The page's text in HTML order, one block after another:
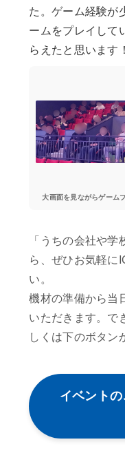
た。ゲーム経験が
ームをプレイして
らえたと思います！
大画面を見ながらゲーム
「うちの会社や
ら、ぜひお気軽に
い。
機材の準備から当
いただきます。で
しくは下のボタン
イベント